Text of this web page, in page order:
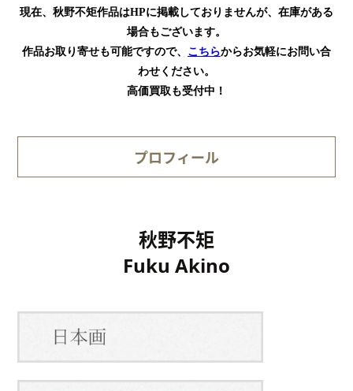
現在、秋野不矩作品はHPに掲載しておりませんが、在庫がある
場合もございます。
作品お取り寄せも可能ですので、 こちらからお気軽にお問い合
わせください。
高価買取も受付中！
プロフィール
秋野不矩
Fuku Akino